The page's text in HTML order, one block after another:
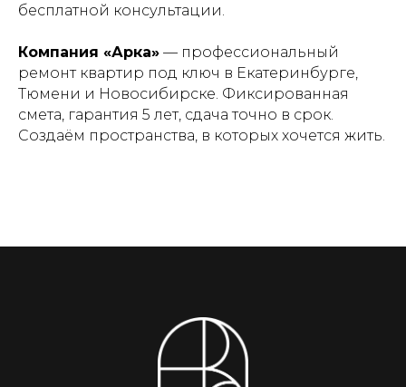
бесплатной консультации.
Компания «Арка» — профессиональный
ремонт квартир под ключ в Екатеринбурге,
Тюмени и Новосибирске. Фиксированная
смета, гарантия 5 лет, сдача точно в срок.
Создаём пространства, в которых хочется жить.